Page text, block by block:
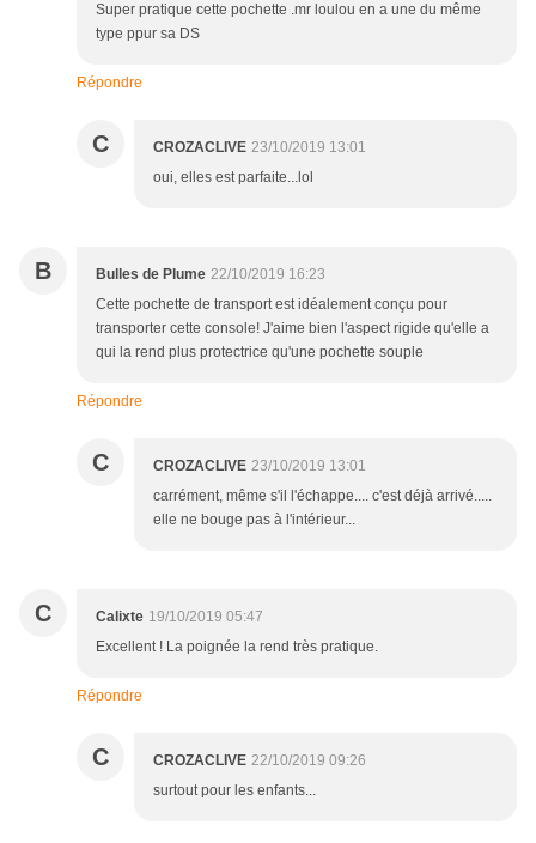
Super pratique cette pochette .mr loulou en a une du même
type ppur sa DS
Répondre
C CROZACLIVE 23/10/2019 13:01
oui, elles est parfaite...lol
B Bulles de Plume 22/10/2019 16:23
Cette pochette de transport est idéalement conçu pour
transporter cette console! J'aime bien l'aspect rigide qu'elle a
qui la rend plus protectrice qu'une pochette souple
Répondre
C CROZACLIVE 23/10/2019 13:01
carrément, même s'il l'échappe.... c'est déjà arrivé.....
elle ne bouge pas à l'intérieur...
C Calixte 19/10/2019 05:47
Excellent ! La poignée la rend très pratique.
Répondre
C CROZACLIVE 22/10/2019 09:26
surtout pour les enfants...